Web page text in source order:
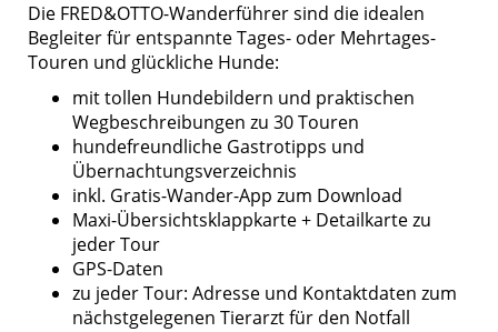
Die FRED&OTTO-Wanderführer sind die idealen
Begleiter für entspannte Tages- oder Mehrtages-
Touren und glückliche Hunde:
mit tollen Hundebildern und praktischen
Wegbeschreibungen zu 30 Touren
hundefreundliche Gastrotipps und
Übernachtungsverzeichnis
inkl. Gratis-Wander-App zum Download
Maxi-Übersichtsklappkarte + Detailkarte zu
jeder Tour
GPS-Daten
zu jeder Tour: Adresse und Kontaktdaten zum
nächstgelegenen Tierarzt für den Notfall